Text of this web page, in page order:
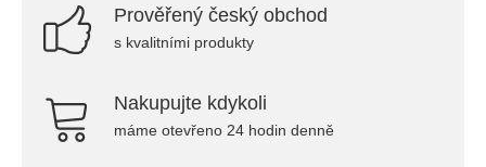
Prověřený český obchod
s kvalitními produkty
Nakupujte kdykoli
máme otevřeno 24 hodin denně